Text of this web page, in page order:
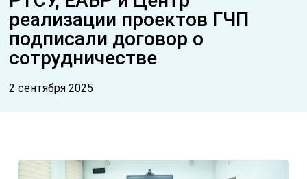
реализации проектов ГЧП
подписали договор о
сотрудничестве
2 сентября 2025